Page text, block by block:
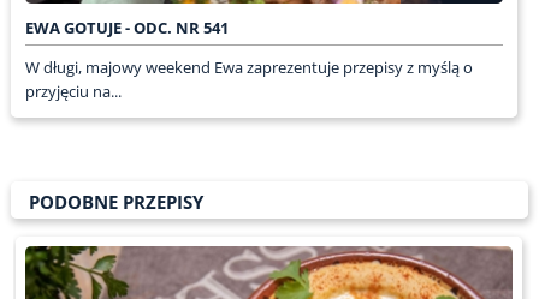
EWA GOTUJE - ODC. NR 541
W długi, majowy weekend Ewa zaprezentuje przepisy z myślą o
przyjęciu na...
PODOBNE PRZEPISY